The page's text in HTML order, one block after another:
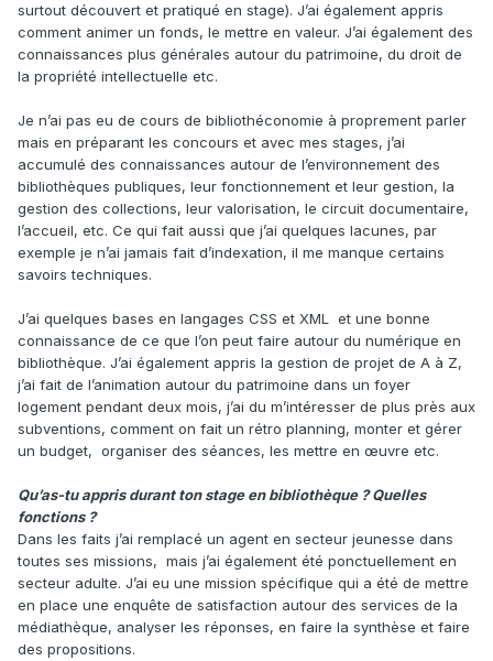
surtout découvert et pratiqué en stage). J’ai également appris
comment animer un fonds, le mettre en valeur. J’ai également des
connaissances plus générales autour du patrimoine, du droit de
la propriété intellectuelle etc.
Je n’ai pas eu de cours de bibliothéconomie à proprement parler
mais en préparant les concours et avec mes stages, j’ai
accumulé des connaissances autour de l’environnement des
bibliothèques publiques, leur fonctionnement et leur gestion, la
gestion des collections, leur valorisation, le circuit documentaire,
l’accueil, etc. Ce qui fait aussi que j’ai quelques lacunes, par
exemple je n’ai jamais fait d’indexation, il me manque certains
savoirs techniques.
J’ai quelques bases en langages CSS et XML et une bonne
connaissance de ce que l’on peut faire autour du numérique en
bibliothèque. J’ai également appris la gestion de projet de A à Z,
j’ai fait de l’animation autour du patrimoine dans un foyer
logement pendant deux mois, j’ai du m’intéresser de plus près aux
subventions, comment on fait un rétro planning, monter et gérer
un budget, organiser des séances, les mettre en œuvre etc.
Qu’as-tu appris durant ton stage en bibliothèque ? Quelles
fonctions ?
Dans les faits j’ai remplacé un agent en secteur jeunesse dans
toutes ses missions, mais j’ai également été ponctuellement en
secteur adulte. J’ai eu une mission spécifique qui a été de mettre
en place une enquête de satisfaction autour des services de la
médiathèque, analyser les réponses, en faire la synthèse et faire
des propositions.